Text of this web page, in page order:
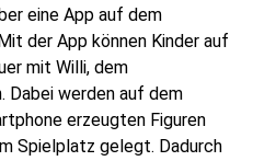
eine App auf dem
der App können Kinder auf
mit Willi, dem
Dabei werden auf dem
erzeugten Figuren
Spielplatz gelegt. Dadurch